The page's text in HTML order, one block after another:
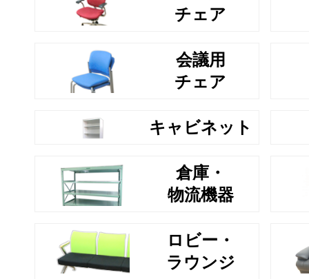
チェア
会議用
チェア
キャビネット
倉庫・
物流機器
ロビー・
ラウンジ